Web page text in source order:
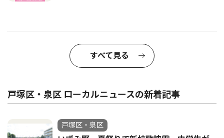
すべて見る
戸塚区・泉区 ローカルニュースの新着記事
戸塚区・泉区